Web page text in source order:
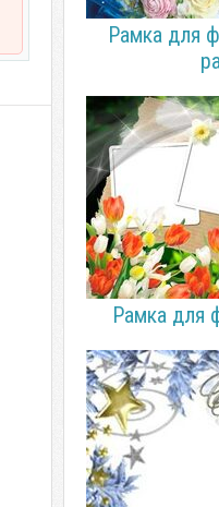
Рамка для
Рамка для